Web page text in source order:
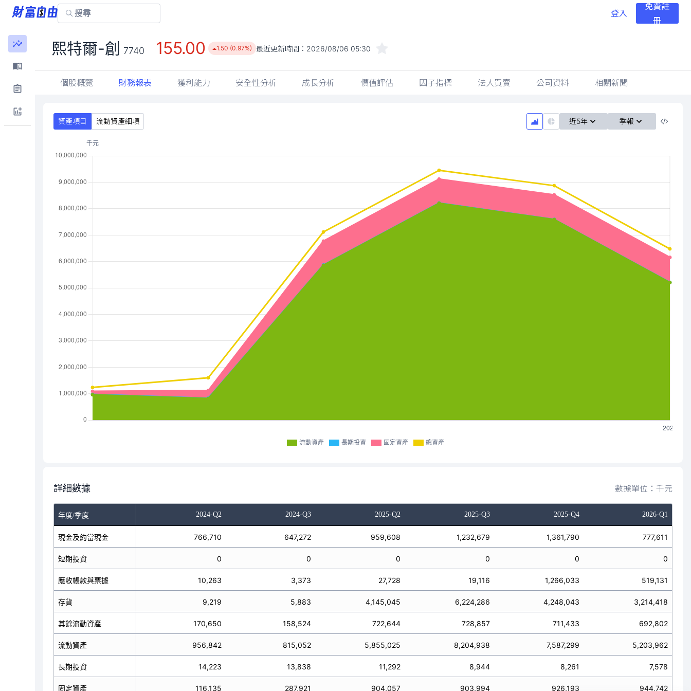
登入
免費註
冊
熙特爾-創 7740 155.00 1.50 (0.97%) 最近更新時間： 2026/08/06 05:30
個股概覽 財務報表 獲利能力 安全性分析 成長分析 價值評估 因子指標 法人買賣 公司資料 相關新聞
資產項目 流動資產細項 近5年 季報
流動資產 長期投資 固定資產 總資產
詳細數據 數據單位：千元
年度/季度 2024-Q2 2024-Q3 2025-Q2 2025-Q3 2025-Q4 2026-Q1
現金及約當現金
短期投資
應收帳款與票據
存貨
其餘流動資產
流動資產
長期投資
固定資產
766,710 647,272 959,608 1,232,679 1,361,790 777,611
0 0 0 0 0 0
10,263 3,373 27,728 19,116 1,266,033 519,131
9,219 5,883 4,145,045 6,224,286 4,248,043 3,214,418
170,650 158,524 722,644 728,857 711,433 692,802
956,842 815,052 5,855,025 8,204,938 7,587,299 5,203,962
14,223 13,838 11,292 8,944 8,261 7,578
116,135 287,921 904,057 903,994 926,193 944,742